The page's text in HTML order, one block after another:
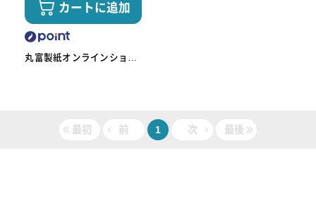
カートに追加
丸富製紙オンラインショッ
最初 前 1 次 最後